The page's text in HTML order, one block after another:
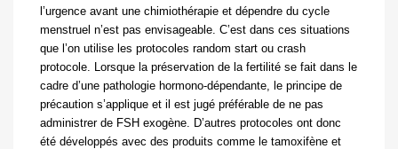
l’urgence avant une chimiothérapie et dépendre du cycle
menstruel n’est pas envisageable. C’est dans ces situations
que l’on utilise les protocoles random start ou crash
protocole. Lorsque la préservation de la fertilité se fait dans le
cadre d’une pathologie hormono-dépendante, le principe de
précaution s’applique et il est jugé préférable de ne pas
administrer de FSH exogène. D’autres protocoles ont donc
été développés avec des produits comme le tamoxifène et